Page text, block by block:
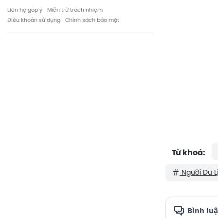
Liên hệ góp ý
Miễn trừ trách nhiệm
Điều khoản sử dụng
Chính sách bảo mật
Từ khoá:
Người Du
Bình